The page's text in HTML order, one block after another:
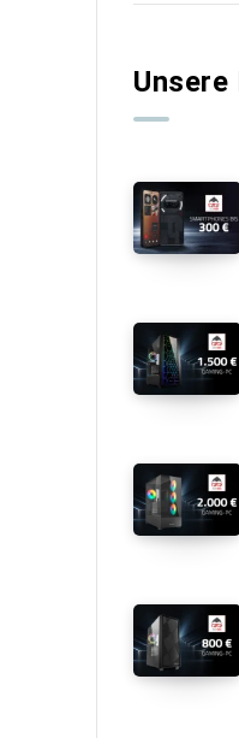
Unsere